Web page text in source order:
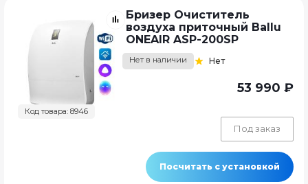
Код товара: 8946
Бризер Очиститель
воздуха приточный Ballu
ONEAIR ASP-200SP
Нет в наличии Нет
53 990 ₽
Под заказ
Посчитать с установкой